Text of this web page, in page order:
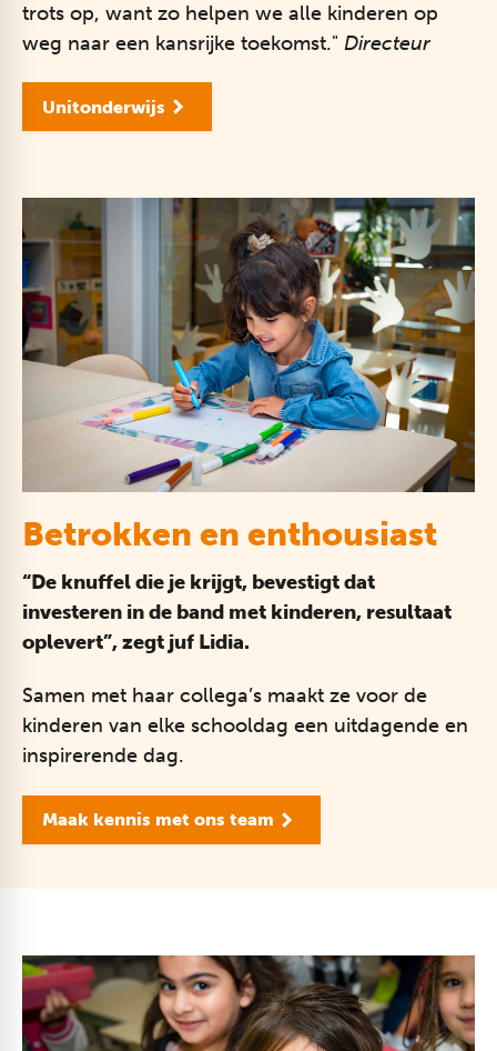
trots op, want zo helpen we alle kinderen op
weg naar een kansrijke toekomst." Directeur
Unitonderwijs
Betrokken en enthousiast
“De knuffel die je krijgt, bevestigt dat
investeren in de band met kinderen, resultaat
oplevert”, zegt juf Lidia.
Samen met haar collega’s maakt ze voor de
kinderen van elke schooldag een uitdagende en
inspirerende dag.
Maak kennis met ons team